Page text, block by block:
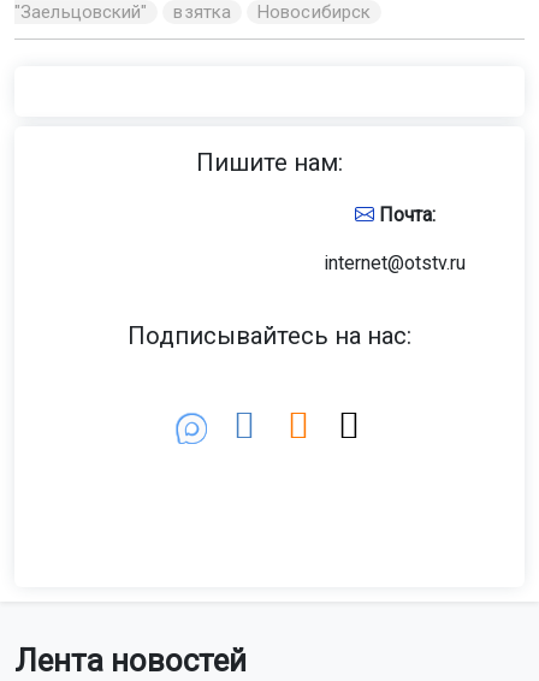
Лента новостей
"Заельцовский"
взятка Новосибирск
Пишите нам:
Почта:
internet@otstv.ru
Подписывайтесь на нас: